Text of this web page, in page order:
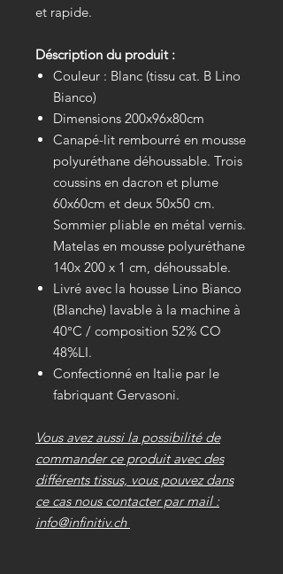
et rapide.
Déscription du produit :
Couleur : Blanc (tissu cat. B Lino
Bianco)
Dimensions 200x96x80cm
Canapé-lit rembourré en mousse
polyuréthane déhoussable. Trois
coussins en dacron et plume
60x60cm et deux 50x50 cm.
Sommier pliable en métal vernis.
Matelas en mousse polyuréthane
140x 200 x 1 cm, déhoussable.
Livré avec la housse Lino Bianco
(Blanche) lavable à la machine à
40°C / composition 52% CO
48%LI.
Confectionné en Italie par le
fabriquant Gervasoni.
Vous avez aussi la possibilité de
commander ce produit avec des
différents tissus, vous pouvez dans
ce cas nous contacter par mail :
info@infinitiv.ch